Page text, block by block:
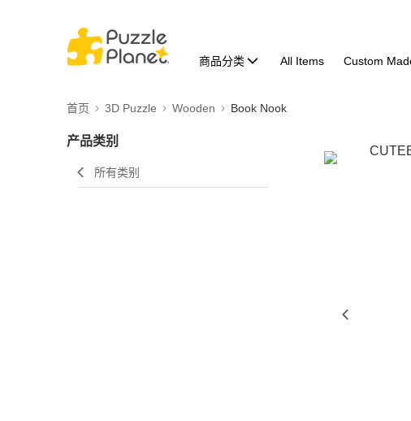
商品分类 All Items Custom
首页 3D Puzzle Wooden Book Nook
产品类别
所有类别